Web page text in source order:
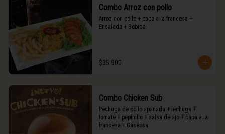
Combo Arroz con pollo
Arroz con pollo + papa a la francesa +
Ensalada + Bebida
$35.900
Combo Chicken Sub
Pechuga de pollo apanada + lechuga +
tomate + pepinillo + salsa de ajo + papa a la
francesa + Gaseosa